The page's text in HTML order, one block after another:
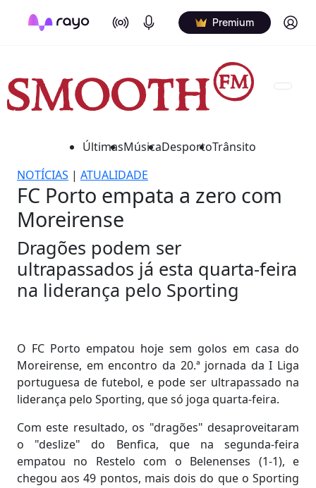
On Air Podcasts Premium Log in
ÚltimasMúsicaDesportoTrânsito
NOTÍCIAS | ATUALIDADE
FC Porto empata a zero com
Moreirense
Dragões podem ser
ultrapassados já esta quarta-feira
na liderança pelo Sporting
O FC Porto empatou hoje sem golos em casa do
Moreirense, em encontro da 20.ª jornada da I Liga
portuguesa de futebol, e pode ser ultrapassado na
liderança pelo Sporting, que só joga quarta-feira.
Com este resultado, os "dragões" desaproveitaram
o "deslize" do Benfica, que na segunda-feira
empatou no Restelo com o Belenenses (1-1), e
chegou aos 49 pontos, mais dois do que o Sporting